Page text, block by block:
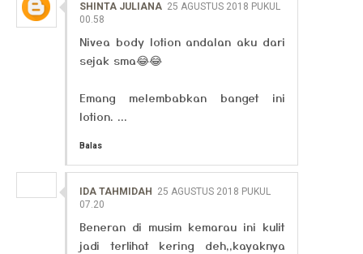
SHINTA JULIANA 25 AGUSTUS 2018 PUKUL
00.58
Nivea body lotion andalan aku dari
sejak sma😂😂
Emang melembabkan banget ini
lotion. ...
Balas
IDA TAHMIDAH 25 AGUSTUS 2018 PUKUL
07.20
Beneran di musim kemarau ini kulit
jadi terlihat kering deh,,kayaknya